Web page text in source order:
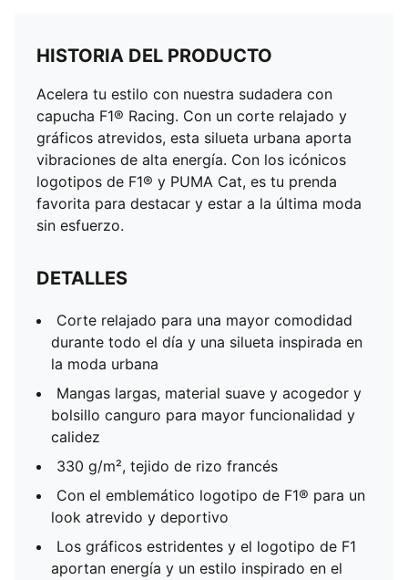
HISTORIA DEL PRODUCTO
Acelera tu estilo con nuestra sudadera con
capucha F1® Racing. Con un corte relajado y
gráficos atrevidos, esta silueta urbana aporta
vibraciones de alta energía. Con los icónicos
logotipos de F1® y PUMA Cat, es tu prenda
favorita para destacar y estar a la última moda
sin esfuerzo.
DETALLES
Corte relajado para una mayor comodidad
durante todo el día y una silueta inspirada en
la moda urbana
Mangas largas, material suave y acogedor y
bolsillo canguro para mayor funcionalidad y
calidez
330 g/m², tejido de rizo francés
Con el emblemático logotipo de F1® para un
look atrevido y deportivo
Los gráficos estridentes y el logotipo de F1
aportan energía y un estilo inspirado en el